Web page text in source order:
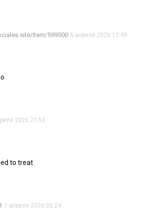
item/599500 5 апреля 2026 15:49
2026 21:53
to treat
7 апреля 2026 05:24